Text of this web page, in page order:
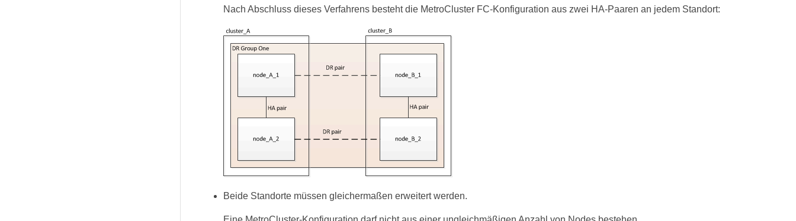
Nach Abschluss dieses Verfahrens besteht die MetroCluster FC-Konfiguration aus zwei HA-Paaren an jedem Standort:
Beide Standorte müssen gleichermaßen erweitert werden.